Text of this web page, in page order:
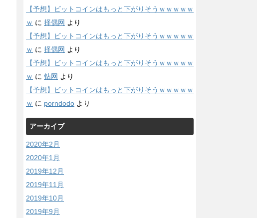
【予想】ビットコインはもっと下がりそうｗｗｗｗｗ
ｗ に 择偶网 より
【予想】ビットコインはもっと下がりそうｗｗｗｗｗ
ｗ に 择偶网 より
【予想】ビットコインはもっと下がりそうｗｗｗｗｗ
ｗ に 钻网 より
【予想】ビットコインはもっと下がりそうｗｗｗｗｗ
ｗ に porndodo より
アーカイブ
2020年2月
2020年1月
2019年12月
2019年11月
2019年10月
2019年9月